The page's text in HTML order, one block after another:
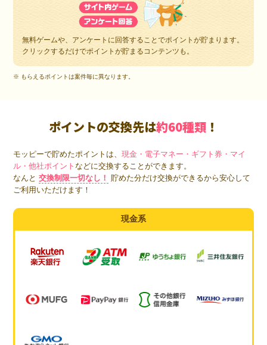
無料ゲームや、アンケートに回答することでポイントが貯まります。
クリックするだけでポイントが貯まるコンテンツも。
※ もらえるポイントは案件毎に異なります。
ポイントの交換先は約60種類 ！
モッピーで貯めたポイントは、現金・電子マネー・ギフト券・マイ
ル・他社ポイントなどに交換することができます。
なんと 交換制限一切なし！
貯めた分だけ交換ができるから安心して
ご利用いただけます！
現金系